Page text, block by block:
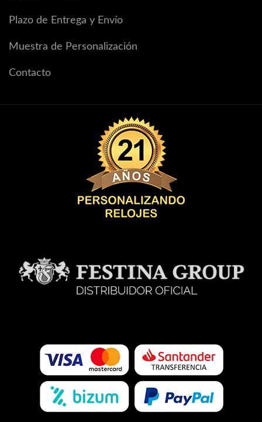
Plazo de Entrega y Envío
Muestra de Personalización
Contacto